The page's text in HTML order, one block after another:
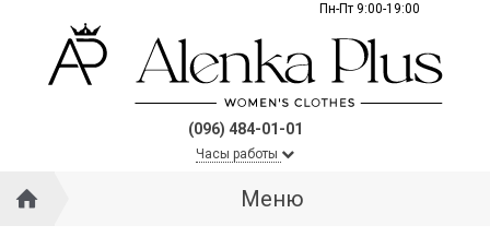
Пн-Пт 9:00-19:00
(096) 484-01-01
Часы работы
Меню